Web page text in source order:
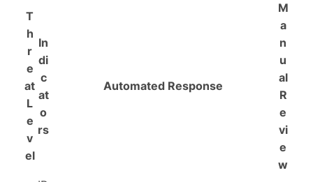
T
h
r
e
at
L
e
v
el
In
di
c
at
o
rs
Automated Response
M
a
n
u
al
R
e
vi
e
w